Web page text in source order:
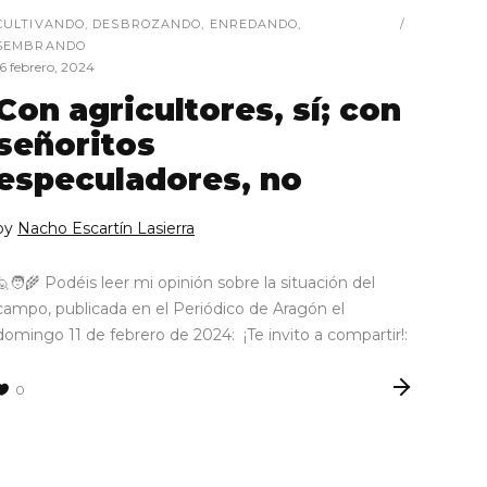
, DESBROZANDO, ENREDANDO,
febrero, 2024
agricultores, sí; con
no
Nacho Escartín Lasierra
Podéis leer mi opinión sobre la situación del
publicada en el Periódico de Aragón el
11 de febrero de 2024: ¡Te invito a compartir!:
0